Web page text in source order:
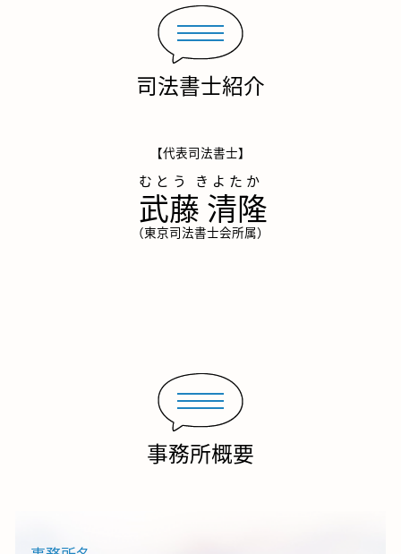
司法書士紹介
【代表司法書士】
武藤 清隆
（東京司法書士会所属）
事務所概要